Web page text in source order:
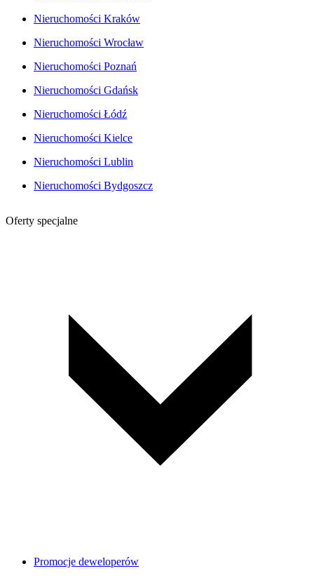
Nieruchomości Kraków
Nieruchomości Wrocław
Nieruchomości Poznań
Nieruchomości Gdańsk
Nieruchomości Łódź
Nieruchomości Kielce
Nieruchomości Lublin
Nieruchomości Bydgoszcz
Oferty specjalne
Promocje deweloperów